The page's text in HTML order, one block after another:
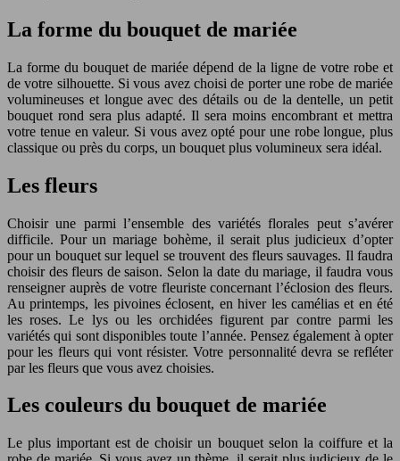
La forme du bouquet de mariée
La forme du bouquet de mariée dépend de la ligne de votre robe et
de votre silhouette. Si vous avez choisi de porter une robe de mariée
volumineuses et longue avec des détails ou de la dentelle, un petit
bouquet rond sera plus adapté. Il sera moins encombrant et mettra
votre tenue en valeur. Si vous avez opté pour une robe longue, plus
classique ou près du corps, un bouquet plus volumineux sera idéal.
Les fleurs
Choisir une parmi l’ensemble des variétés florales peut s’avérer
difficile. Pour un mariage bohème, il serait plus judicieux d’opter
pour un bouquet sur lequel se trouvent des fleurs sauvages. Il faudra
choisir des fleurs de saison. Selon la date du mariage, il faudra vous
renseigner auprès de votre fleuriste concernant l’éclosion des fleurs.
Au printemps, les pivoines éclosent, en hiver les camélias et en été
les roses. Le lys ou les orchidées figurent par contre parmi les
variétés qui sont disponibles toute l’année. Pensez également à opter
pour les fleurs qui vont résister. Votre personnalité devra se refléter
par les fleurs que vous avez choisies.
Les couleurs du bouquet de mariée
Le plus important est de choisir un bouquet selon la coiffure et la